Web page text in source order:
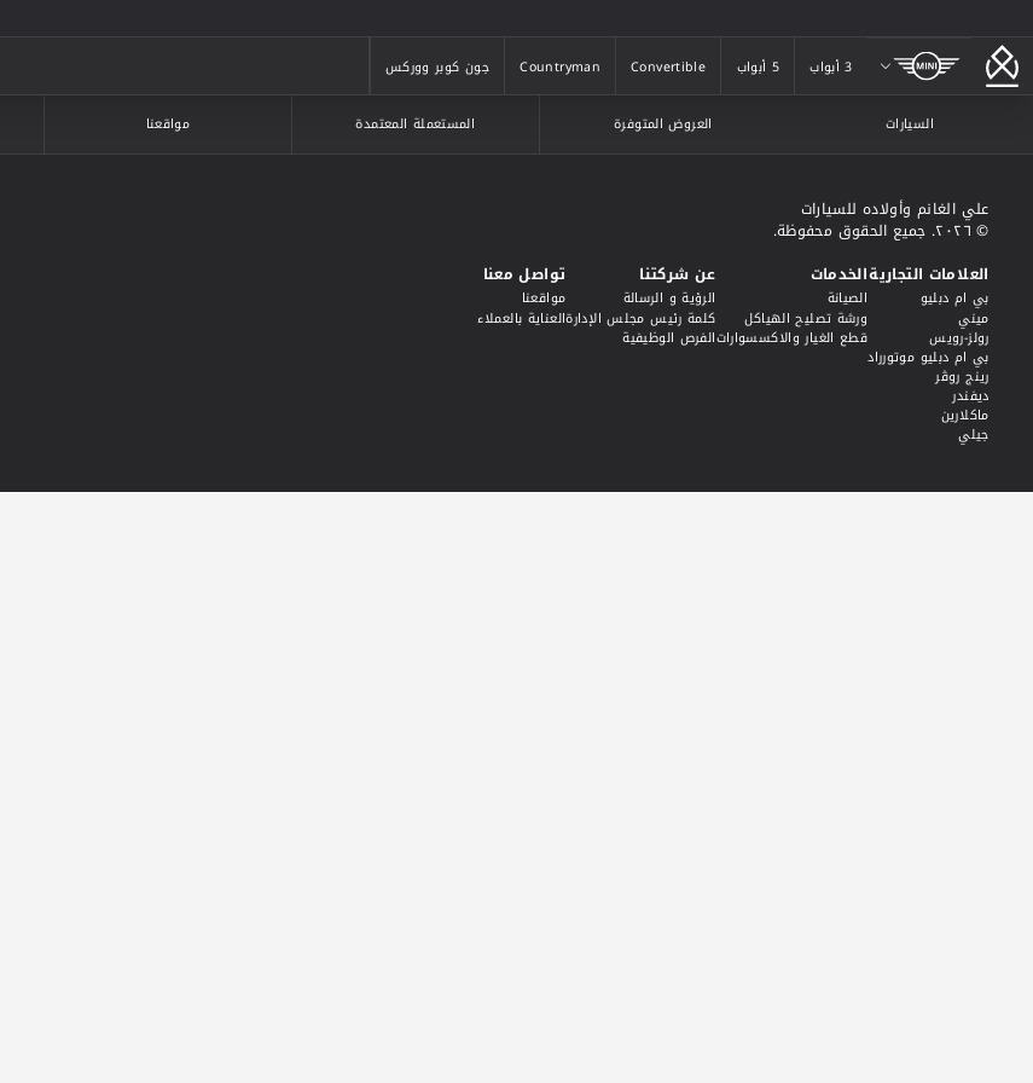
3 أبواب 5 أبواب Convertible
Convertible
Countryman جون كوبر ووركس
جون كوبر ووركس السيارات العروض المتوفرة المستعملة المعتمدة مواقعنا
علي الغانم وأولاده للسيارات
© ٢٠٢٦. جميع الحقوق محفوظة.
العلامات التجارية
بي ام دبليو
ميني
رولز-رويس
بي ام دبليو موتورراد
رينج روڤر
ديفندر
ماكلارين
جيلي
الخدمات
الصيانة
ورشة تصليح الهياكل
قطع الغيار والاكسسوارات
عن شركتنا
الرؤية و الرسالة
كلمة رئيس مجلس الإدارة
الفرص الوظيفية
تواصل معنا
مواقعنا
العناية بالعملاء